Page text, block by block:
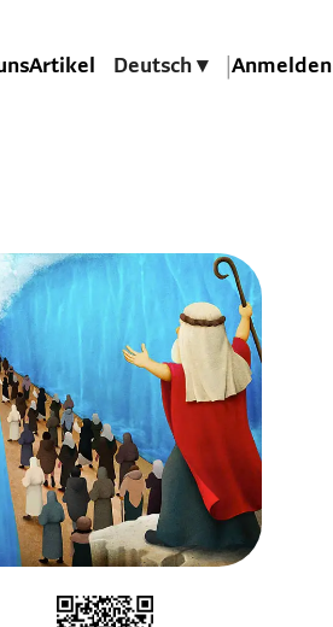
Artikel Deutsch ▾ Anmelden